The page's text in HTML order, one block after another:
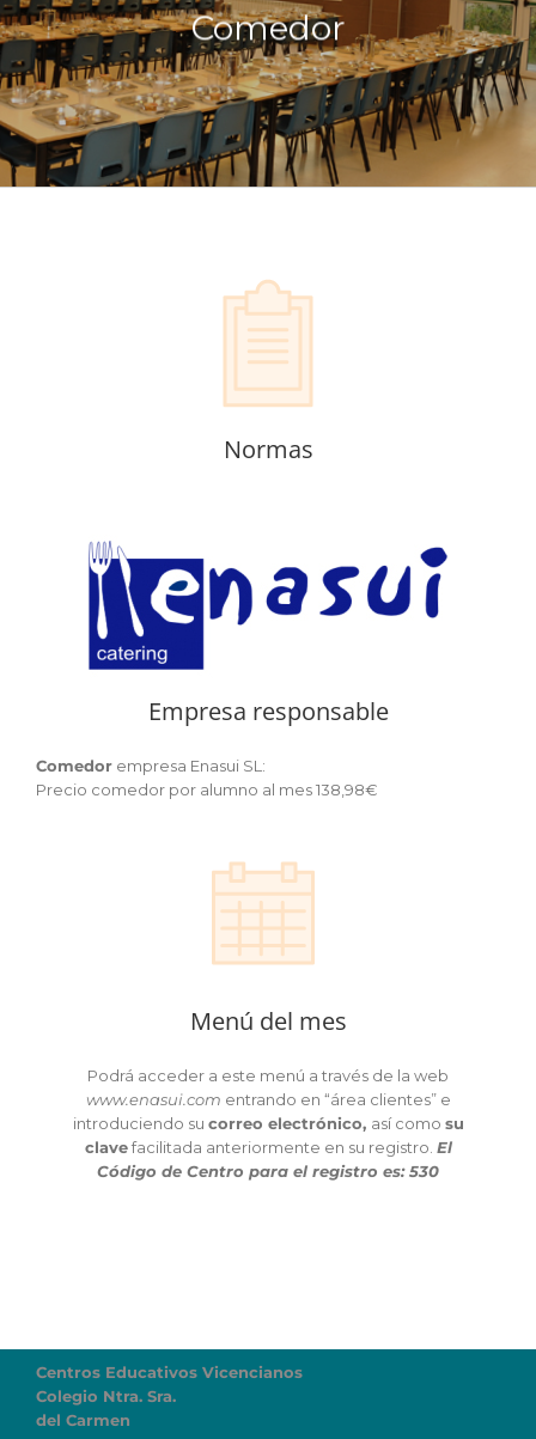
Comedor
Normas
Empresa responsable
Comedor empresa Enasui SL:
Precio comedor por alumno al mes 138,98€
Menú del mes
Podrá acceder a este menú a través de la web
www.enasui.com entrando en “área clientes” e
introduciendo su correo electrónico, así como su
clavefacilitada anteriormente en su registro. El
Código de Centro para el registro es: 530
Centros Educativos Vicencianos
Colegio Ntra. Sra.
del Carmen